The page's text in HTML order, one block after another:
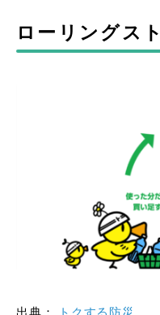
ローリングス